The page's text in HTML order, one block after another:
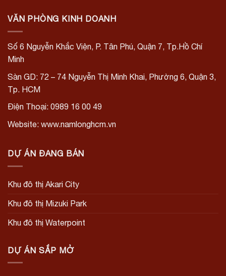
VĂN PHÒNG KINH DOANH
Số 6 Nguyễn Khắc Viện, P. Tân Phú, Quận 7, Tp.Hồ Chí
Minh
Sàn GD: 72 – 74 Nguyễn Thị Minh Khai, Phường 6, Quận 3,
Tp. HCM
Điện Thoại: 0989 16 00 49
Website: www.namlonghcm.vn
DỰ ÁN ĐANG BÁN
Khu đô thị Akari City
Khu đô thị Mizuki Park
Khu đô thị Waterpoint
DỰ ÁN SẮP MỞ